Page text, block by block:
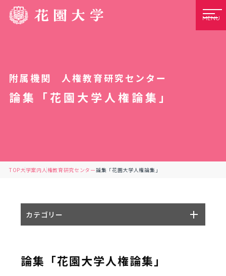
MENU
附属機関 人権教育研究センター
論集「花園大学人権論集」
TOP大学案内人権教育研究センター論集「花園大学人権論集」
論集「花園大学人権論集」
カテゴリー